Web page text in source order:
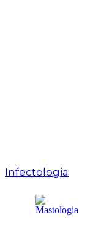
Infectologia